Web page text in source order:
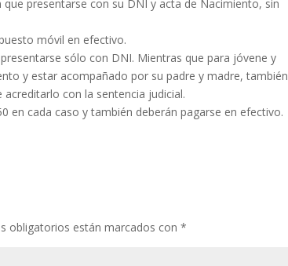
presentarse con su DNI y acta de Nacimiento, sin
móvil en efectivo.
sólo con DNI. Mientras que para jóvene y
y estar acompañado por su padre y madre, también
con la sentencia judicial.
en cada caso y también deberán pagarse en efectivo.
obligatorios están marcados con*